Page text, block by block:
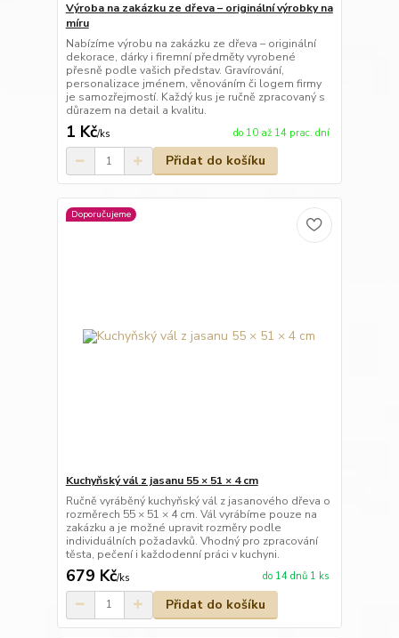
Výroba na zakázku ze dřeva – originální výrobky na
míru
Nabízíme výrobu na zakázku ze dřeva – originální
dekorace, dárky i firemní předměty vyrobené
přesně podle vašich představ. Gravírování,
personalizace jménem, věnováním či logem firmy
je samozřejmostí. Každý kus je ručně zpracovaný s
důrazem na detail a kvalitu.
1 Kč/ks do 10 až 14 prac. dní
Přidat do košíku
Doporučujeme
Kuchyňský vál z jasanu 55 × 51 × 4 cm
Ručně vyráběný kuchyňský vál z jasanového dřeva o
rozměrech 55 × 51 × 4 cm. Vál vyrábíme pouze na
zakázku a je možné upravit rozměry podle
individuálních požadavků. Vhodný pro zpracování
těsta, pečení i každodenní práci v kuchyni.
679 Kč/ks do 14 dnů 1 ks
Přidat do košíku